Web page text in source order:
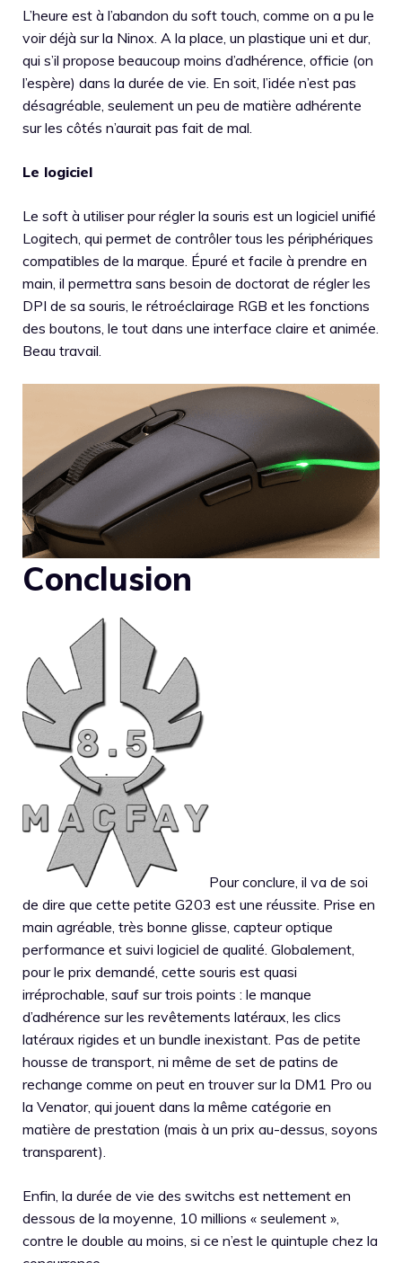
L’heure est à l’abandon du soft touch, comme on a pu le
voir déjà sur la Ninox. A la place, un plastique uni et dur,
qui s’il propose beaucoup moins d’adhérence, officie (on
l’espère) dans la durée de vie. En soit, l’idée n’est pas
désagréable, seulement un peu de matière adhérente
sur les côtés n’aurait pas fait de mal.
Le logiciel
Le soft à utiliser pour régler la souris est un logiciel unifié
Logitech, qui permet de contrôler tous les périphériques
compatibles de la marque. Épuré et facile à prendre en
main, il permettra sans besoin de doctorat de régler les
DPI de sa souris, le rétroéclairage RGB et les fonctions
des boutons, le tout dans une interface claire et animée.
Beau travail.
Conclusion
Pour conclure, il va de soi
de dire que cette petite G203 est une réussite. Prise en
main agréable, très bonne glisse, capteur optique
performance et suivi logiciel de qualité. Globalement,
pour le prix demandé, cette souris est quasi
irréprochable, sauf sur trois points : le manque
d’adhérence sur les revêtements latéraux, les clics
latéraux rigides et un bundle inexistant. Pas de petite
housse de transport, ni même de set de patins de
rechange comme on peut en trouver sur la DM1 Pro ou
la Venator, qui jouent dans la même catégorie en
matière de prestation (mais à un prix au-dessus, soyons
transparent).
Enfin, la durée de vie des switchs est nettement en
dessous de la moyenne, 10 millions « seulement »,
contre le double au moins, si ce n’est le quintuple chez la